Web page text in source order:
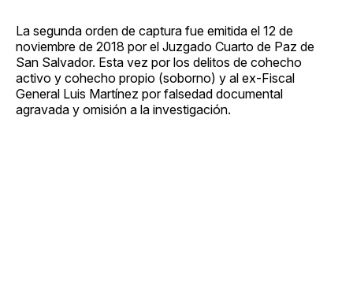
La segunda orden de captura fue emitida el 12 de
noviembre de 2018 por el Juzgado Cuarto de Paz de
San Salvador. Esta vez por los delitos de cohecho
activo y cohecho propio (soborno) y al ex-Fiscal
General Luis Martínez por falsedad documental
agravada y omisión a la investigación.